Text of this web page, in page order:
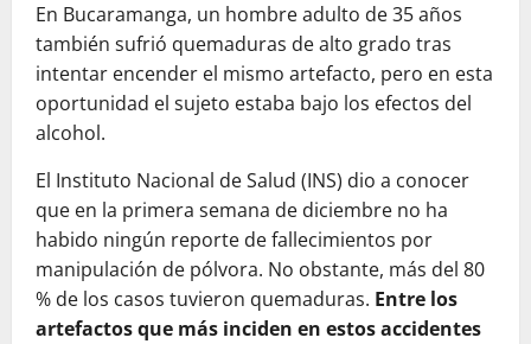
En Bucaramanga, un hombre adulto de 35 años
también sufrió quemaduras de alto grado tras
intentar encender el mismo artefacto, pero en esta
oportunidad el sujeto estaba bajo los efectos del
alcohol.
El Instituto Nacional de Salud (INS) dio a conocer
que en la primera semana de diciembre no ha
habido ningún reporte de fallecimientos por
manipulación de pólvora. No obstante, más del 80
% de los casos tuvieron quemaduras. Entre los
artefactos que más inciden en estos accidentes